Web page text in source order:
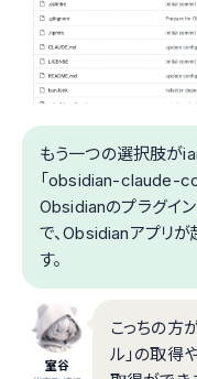
もう一つの選択肢が
「obsidian-claude-
Obsidianのプラグイ
で、Obsidianアプリ
す。
室谷
こっちの方
ル」の取得